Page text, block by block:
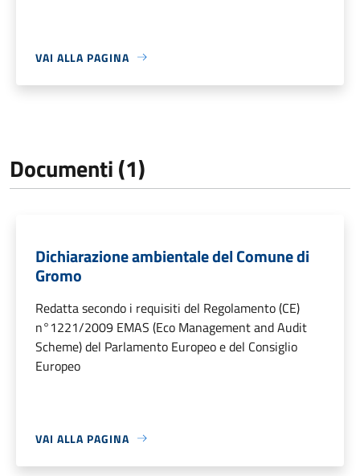
VAI ALLA PAGINA
Documenti (1)
Dichiarazione ambientale del Comune di
Gromo
Redatta secondo i requisiti del Regolamento (CE)
n°1221/2009 EMAS (Eco Management and Audit
Scheme) del Parlamento Europeo e del Consiglio
Europeo
VAI ALLA PAGINA